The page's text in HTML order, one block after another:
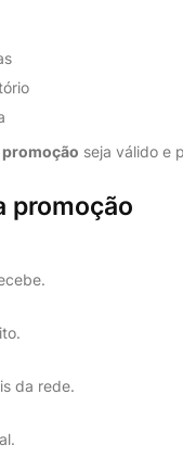
seja válido e
promoção
da rede.